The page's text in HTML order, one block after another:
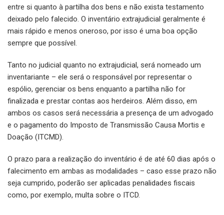
entre si quanto à partilha dos bens e não exista testamento
deixado pelo falecido. O inventário extrajudicial geralmente é
mais rápido e menos oneroso, por isso é uma boa opção
sempre que possível.
Tanto no judicial quanto no extrajudicial, será nomeado um
inventariante – ele será o responsável por representar o
espólio, gerenciar os bens enquanto a partilha não for
finalizada e prestar contas aos herdeiros. Além disso, em
ambos os casos será necessária a presença de um advogado
e o pagamento do Imposto de Transmissão Causa Mortis e
Doação (ITCMD).
O prazo para a realização do inventário é de até 60 dias após o
falecimento em ambas as modalidades – caso esse prazo não
seja cumprido, poderão ser aplicadas penalidades fiscais
como, por exemplo, multa sobre o ITCD.